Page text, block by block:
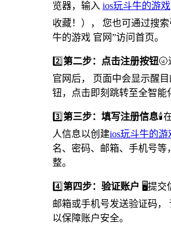
览器，输入 ios玩斗牛的游戏
收藏！）， 您也可通过搜
牛的游戏 官网”访问首页。
2️⃣第二步：点击注册按钮🌝
官网后， 页面中会显示醒
钮，点击即刻跳转至全智能
3️⃣第三步：填写注册信息🕯
人信息以创建ios玩斗牛的游
名、密码、邮箱、手机号等
整。
4️⃣第四步：验证账户 🖥提交
邮箱或手机号发送验证码，
以保障账户安全。